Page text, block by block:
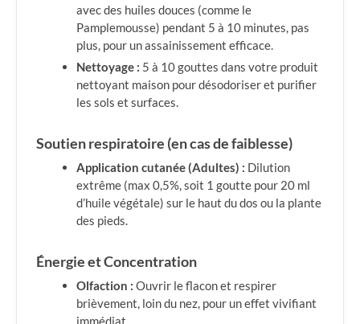
avec des huiles douces (comme le
Pamplemousse) pendant 5 à 10 minutes, pas
plus, pour un assainissement efficace.
Nettoyage : 5 à 10 gouttes dans votre produit
nettoyant maison pour désodoriser et purifier
les sols et surfaces.
Soutien respiratoire (en cas de faiblesse)
Application cutanée (Adultes) : Dilution
extrême (max 0,5%, soit 1 goutte pour 20 ml
d’huile végétale) sur le haut du dos ou la plante
des pieds.
Énergie et Concentration
Olfaction : Ouvrir le flacon et respirer
brièvement, loin du nez, pour un effet vivifiant
immédiat.